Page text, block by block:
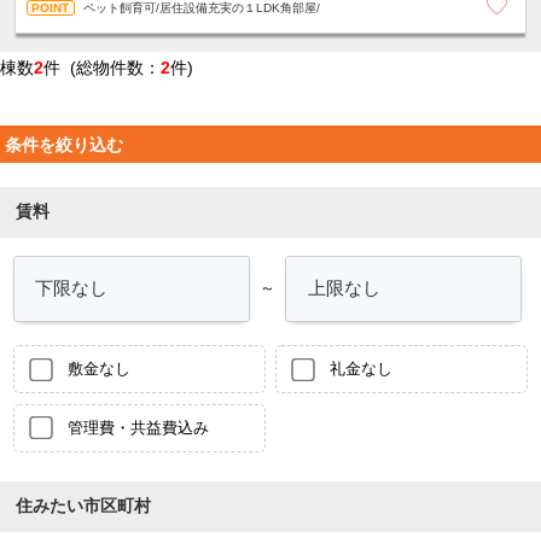
ペット飼育可/居住設備充実の１LDK角部屋/
棟数2件 (総物件数： 2件)
条件を絞り込む
賃料
～
敷金なし 礼金なし
管理費・共益費込み
住みたい市区町村